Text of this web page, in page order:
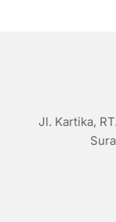
Jl. Kartika,